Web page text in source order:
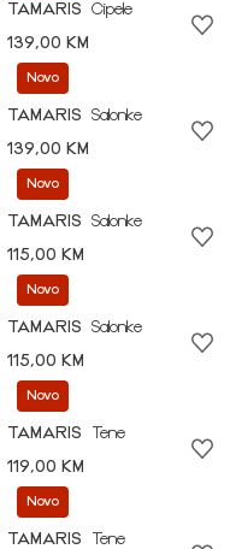
TAMARIS
Cipele
139,00 KM
Novo
TAMARIS
Salonke
139,00 KM
Novo
TAMARIS
Salonke
115,00 KM
Novo
TAMARIS
Salonke
115,00 KM
Novo
TAMARIS
Tene
119,00 KM
Novo
TAMARIS
Tene